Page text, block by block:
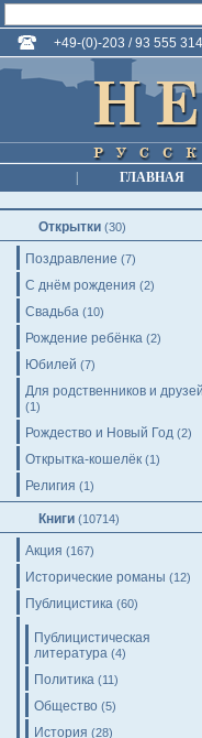
+49-(0)-203 / 93 555
ГЛАВНАЯ
Открытки (30)
Поздравление (7)
С днём рождения (2)
Свадьба (10)
Рождение ребёнка (2)
Юбилей (7)
Для родственников и друзей
(1)
Рождество и Новый Год (2)
Открытка-кошелёк (1)
Религия (1)
Книги (10714)
Акция (167)
Исторические романы (12)
Публицистика (60)
Публицистическая
литература (4)
Политика (11)
Общество (5)
История (28)